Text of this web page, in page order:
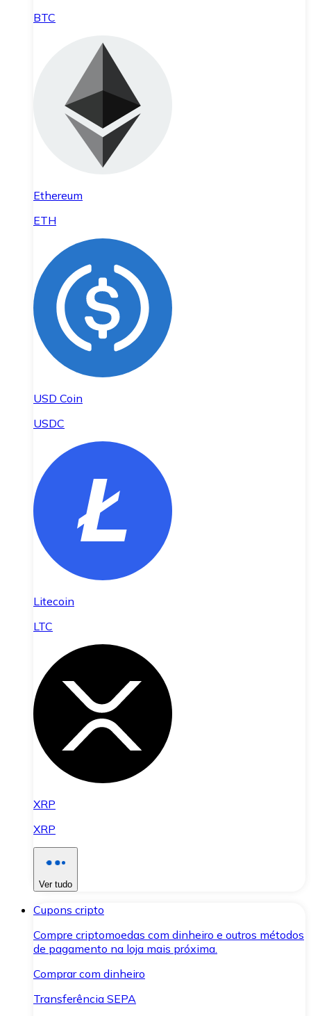
BTC
Ethereum
ETH
USD Coin
USDC
Litecoin
LTC
XRP
XRP
Ver tudo
Cupons cripto
Compre criptomoedas com dinheiro e outros métodos
de pagamento na loja mais próxima.
Comprar com dinheiro
Transferência SEPA